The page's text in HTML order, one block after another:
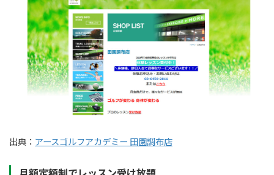
出典： アースゴルフアカデミー 田園調布店
月額定額制でレッスン受け放題